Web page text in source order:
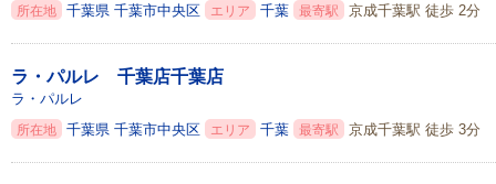
所在地 千葉県 千葉市中央区 エリア 千葉 最寄駅 京成千葉駅 徒歩 2分
ラ・パルレ 千葉店千葉店
ラ・パルレ
所在地 千葉県 千葉市中央区 エリア 千葉 最寄駅 京成千葉駅 徒歩 3分